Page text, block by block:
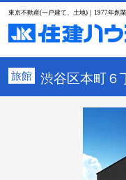
東京不動産(一戸建て、土地)｜1977年創
旅館 渋谷区本町６